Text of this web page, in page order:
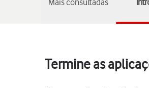
Mais consultadas
Termine as